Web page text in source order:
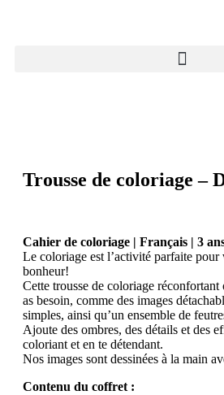
Trousse de coloriage –
Cahier de coloriage | Français | 3
Le coloriage est l’activité parfaite pour
bonheur!
Cette trousse de coloriage
as besoin, comme des images
simples, ainsi qu’un ensemble de
Ajoute des ombres, des détails et des
coloriant et en te détendant.
Nos images sont dessinées à la main
Contenu du coffret :